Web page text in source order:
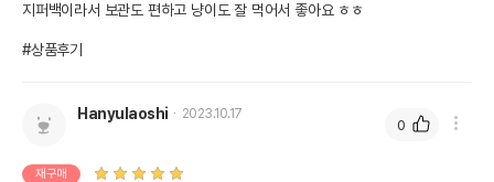
지퍼백이라서 보관도 편하고 냥이도 잘 먹어서 좋아요 ㅎㅎ
#상품후기
Hanyulaoshi 2023.10.17
재구매
0